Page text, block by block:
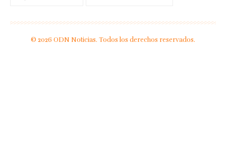
© 2026 ODN Noticias. Todos los derechos reservados.